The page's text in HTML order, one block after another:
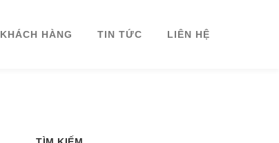
KHÁCH HÀNG TIN TỨC LIÊN HỆ